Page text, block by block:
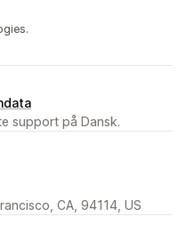
support på Dansk.
CA, 94114, US